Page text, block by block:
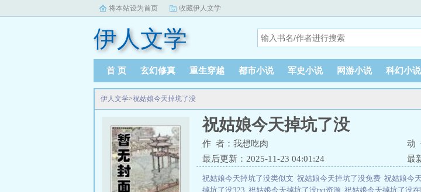
将本站设为首页 收藏伊人文学
伊人文学
首 页 玄幻修真 重生穿越 都市小说 军史小说 网游小说 科幻小说
伊人文学>祝姑娘今天掉坑了没
祝姑娘今天掉坑了没
作 者：我想吃肉 动
最后更新：2025-11-23 04:01:24
最
祝姑娘今天掉坑了没类似文 祝姑娘今天掉坑了没免费 祝姑娘今
掉坑了没323 祝姑娘今天掉坑了没txt资源 祝姑娘今天掉坑了没